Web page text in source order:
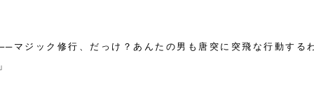
──マジック修行、だっけ？あんたの男も唐突に突飛な行動する